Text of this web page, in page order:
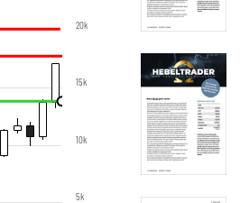
5k
10k
15k
20k